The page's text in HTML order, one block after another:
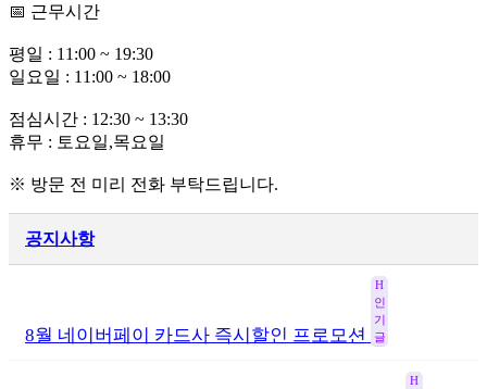
📅 근무시간
평일 : 11:00 ~ 19:30
일요일 : 11:00 ~ 18:00
점심시간 : 12:30 ~ 13:30
휴무 : 토요일,목요일
※ 방문 전 미리 전화 부탁드립니다.
공지사항
8월 네이버페이 카드사 즉시할인 프로모션
H
인
기
글
H